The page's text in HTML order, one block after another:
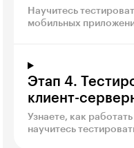
Научитесь
мобильных
Этап 4.
клиент-
Узнаете, как
научитесь